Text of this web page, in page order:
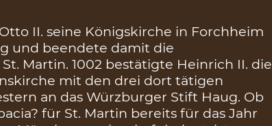
II. seine Königskirche in Forchheim
und beendete damit die
Martin. 1002 bestätigte Heinrich II. die
mit den drei dort tätigen
an das Würzburger Stift Haug. Ob
für St. Martin bereits für das Jahr